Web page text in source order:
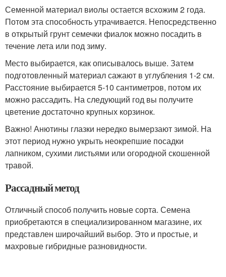
Семенной материал виолы остается всхожим 2 года.
Потом эта способность утрачивается. Непосредственно
в открытый грунт семечки фиалок можно посадить в
течение лета или под зиму.
Место выбирается, как описывалось выше. Затем
подготовленный материал сажают в углубления 1-2 см.
Расстояние выбирается 5-10 сантиметров, потом их
можно рассадить. На следующий год вы получите
цветение достаточно крупных корзинок.
Важно! Анютины глазки нередко вымерзают зимой. На
этот период нужно укрыть неокрепшие посадки
лапником, сухими листьями или огородной скошенной
травой.
Рассадный метод
Отличный способ получить новые сорта. Семена
приобретаются в специализированном магазине, их
представлен широчайший выбор. Это и простые, и
махровые гибридные разновидности.